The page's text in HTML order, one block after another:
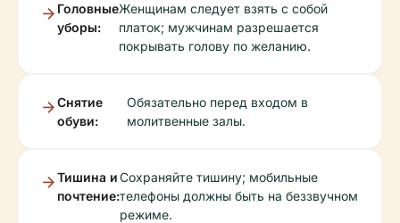
Головные
уборы:
Женщинам следует взять с собой
платок; мужчинам разрешается
покрывать голову по желанию.
Снятие
обуви:
Обязательно перед входом в
молитвенные залы.
Тишина и
почтение:
Сохраняйте тишину; мобильные
телефоны должны быть на беззвучном
режиме.